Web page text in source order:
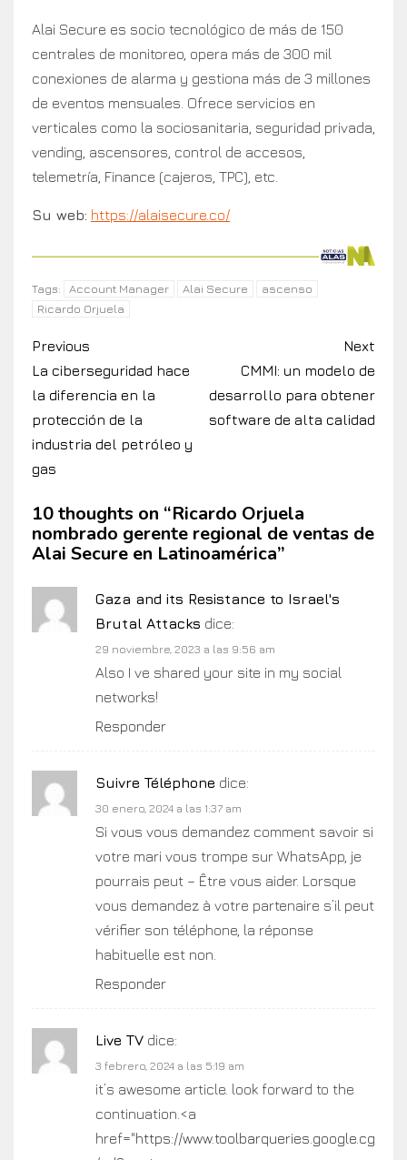
Alai Secure es socio tecnológico de más de 150
centrales de monitoreo, opera más de 300 mil
conexiones de alarma y gestiona más de 3 millones
de eventos mensuales. Ofrece servicios en
verticales como la sociosanitaria, seguridad privada,
vending, ascensores, control de accesos,
telemetría, Finance (cajeros, TPC), etc.
Su web: https://alaisecure.co/
Tags: Account Manager Alai Secure
ascenso
Ricardo Orjuela
Previous
La ciberseguridad hace
la diferencia en la
protección de la
industria del petróleo y
gas
Next
CMMI: un modelo de
desarrollo para obtener
software de alta calidad
10 thoughts on “Ricardo Orjuela
nombrado gerente regional de ventas de
Alai Secure en Latinoamérica”
Gaza and its Resistance to Israel's
Brutal Attacks dice:
29 noviembre, 2023 a las 9:56 am
Also I ve shared your site in my social
networks!
Responder
Suivre Téléphone dice:
30 enero, 2024 a las 1:37 am
Si vous vous demandez comment savoir si
votre mari vous trompe sur WhatsApp, je
pourrais peut – Être vous aider. Lorsque
vous demandez à votre partenaire s’il peut
vérifier son téléphone, la réponse
habituelle est non.
Responder
Live TV dice:
3 febrero, 2024 a las 5:19 am
it’s awesome article. look forward to the
continuation.<a
href="https://www.toolbarqueries.google.cg